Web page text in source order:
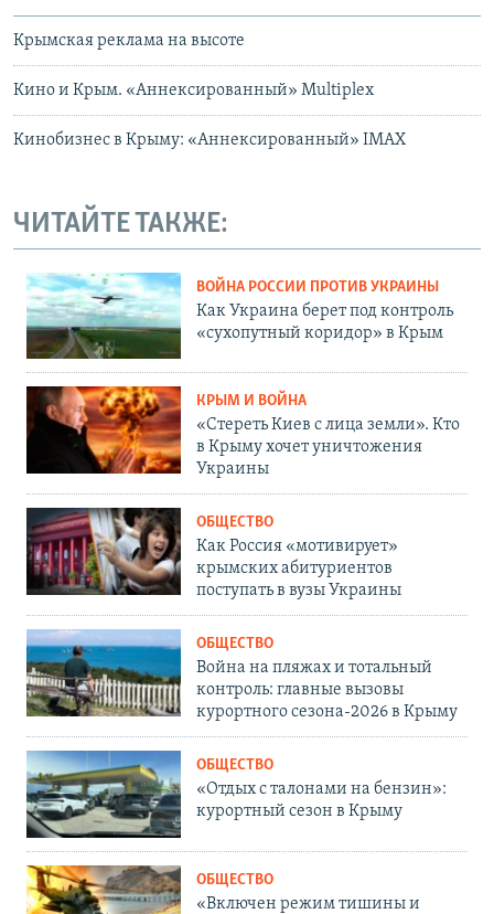
Крымская реклама на высоте
Кино и Крым. «Аннексированный» Multiplex
Кинобизнес в Крыму: «Аннексированный» IMAX
ЧИТАЙТЕ ТАКЖЕ:
ВОЙНА РОССИИ ПРОТИВ УКРАИНЫ
Как Украина берет под контроль
«сухопутный коридор» в Крым
КРЫМ И ВОЙНА
«Стереть Киев с лица земли». Кто
в Крыму хочет уничтожения
Украины
ОБЩЕСТВО
Как Россия «мотивирует»
крымских абитуриентов
поступать в вузы Украины
ОБЩЕСТВО
Война на пляжах и тотальный
контроль: главные вызовы
курортного сезона-2026 в Крыму
ОБЩЕСТВО
«Отдых с талонами на бензин»:
курортный сезон в Крыму
ОБЩЕСТВО
«Включен режим тишины и